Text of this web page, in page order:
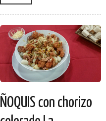
ÑOQUIS con chorizo